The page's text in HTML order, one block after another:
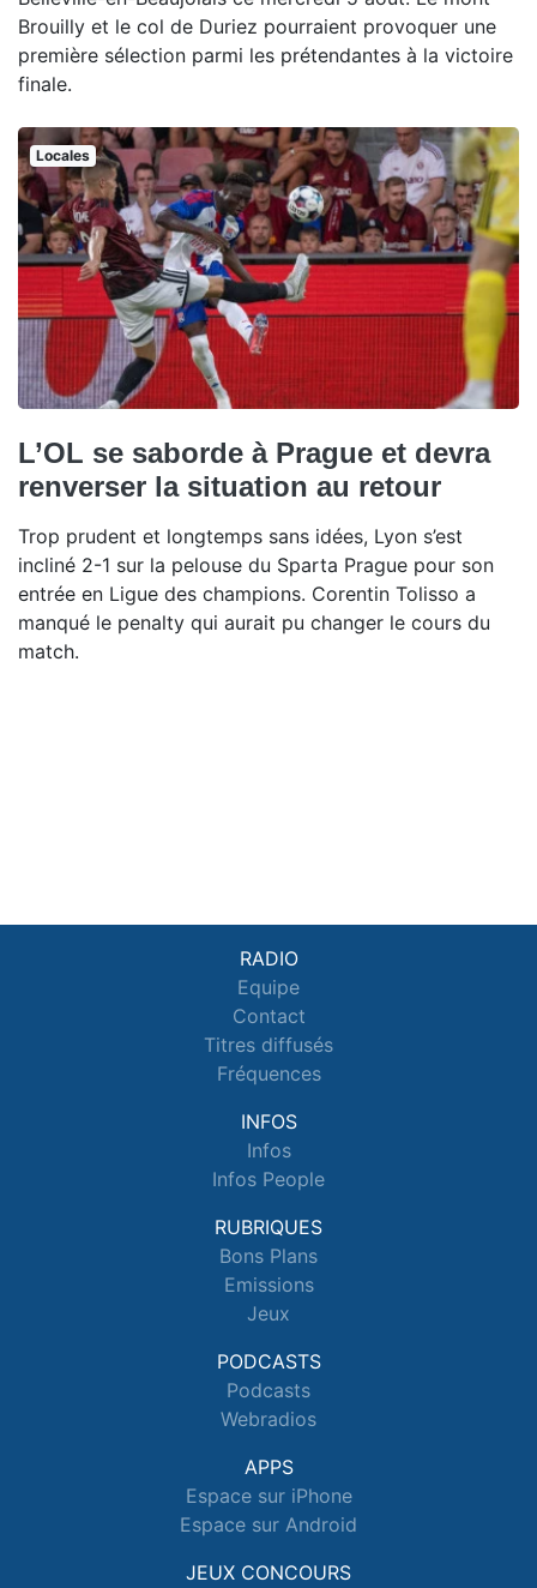
Brouilly et le col de Duriez pourraient provoquer une
première sélection parmi les prétendantes à la victoire
finale.
Locales
L’OL se saborde à Prague et devra
renverser la situation au retour
Trop prudent et longtemps sans idées, Lyon s’est
incliné 2-1 sur la pelouse du Sparta Prague pour son
entrée en Ligue des champions. Corentin Tolisso a
manqué le penalty qui aurait pu changer le cours du
match.
RADIO
Equipe
Contact
Titres diffusés
Fréquences
INFOS
Infos
Infos People
RUBRIQUES
Bons Plans
Emissions
Jeux
PODCASTS
Podcasts
Webradios
APPS
Espace sur iPhone
Espace sur Android
JEUX CONCOURS